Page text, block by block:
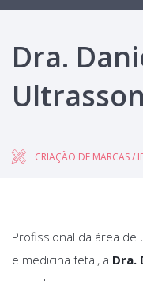
Dra.
CRIAÇÃO DE MARCAS /
Profissional da área de
e medicina fetal, a Dra.